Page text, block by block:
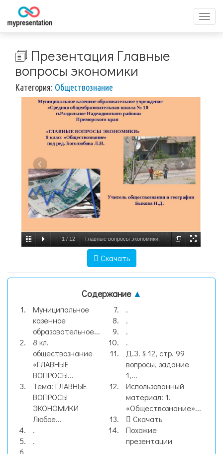
меню
🗊 Презентация Главные
вопросы экономики
Категория: Обществознание
1 / 12 Главные вопросы экономики,
Скачать
Содержание ▲
Муниципальное
казенное
образовательное...
8 кл.
обществознание
«ГЛАВНЫЕ
ВОПРОСЫ...
Тема: ГЛАВНЫЕ
ВОПРОСЫ
ЭКОНОМИКИ
Любое...
.
.
.
.
.
.
.
Д.З. § 12, стр. 99
вопросы, задание
1,...
Использованный
материал: 1.
«Обществознание»...
Скачать
Похожие
презентации